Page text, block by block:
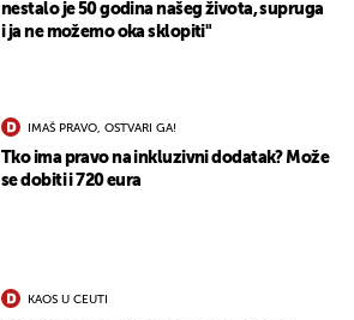
nestalo je 50 godina našeg života, supruga
i ja ne možemo oka sklopiti"
IMAŠ PRAVO, OSTVARI GA!
Tko ima pravo na inkluzivni dodatak? Može
se dobiti i 720 eura
KAOS U CEUTI